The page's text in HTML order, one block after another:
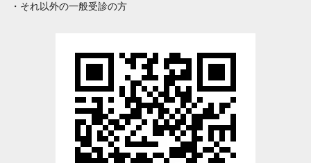
・それ以外の一般受診の方